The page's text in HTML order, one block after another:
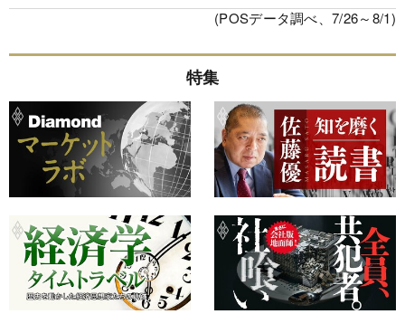
(POSデータ調べ、7/26～8/1)
特集